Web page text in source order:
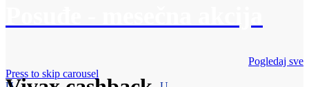
Pogledaj sve
Press to skip carousel